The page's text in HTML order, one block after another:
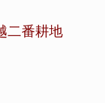
二番耕地